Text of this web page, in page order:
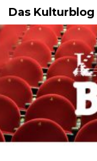
Das Kulturblog